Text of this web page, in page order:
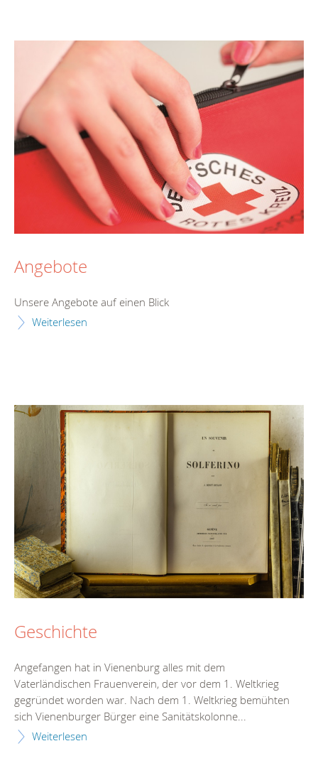
Angebote
Unsere Angebote auf einen Blick
Weiterlesen
Geschichte
Angefangen hat in Vienenburg alles mit dem
Vaterländischen Frauenverein, der vor dem 1. Weltkrieg
gegründet worden war. Nach dem 1. Weltkrieg bemühten
sich Vienenburger Bürger eine Sanitätskolonne...
Weiterlesen